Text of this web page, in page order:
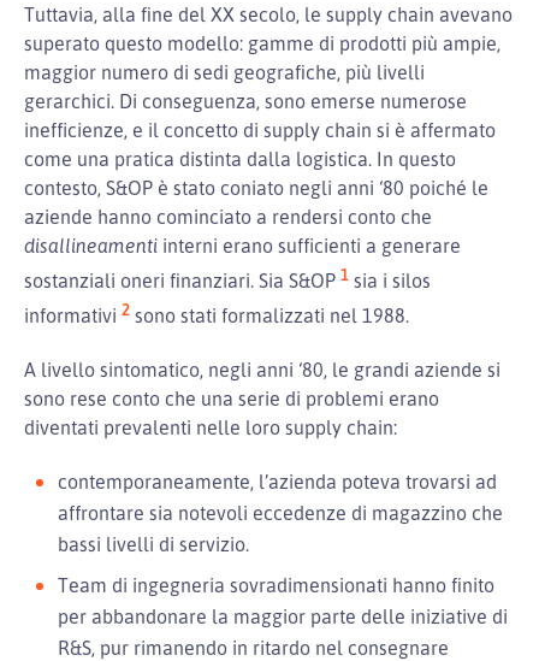
Tuttavia, alla fine del XX secolo, le supply chain avevano
superato questo modello: gamme di prodotti più ampie,
maggior numero di sedi geografiche, più livelli
gerarchici. Di conseguenza, sono emerse numerose
inefficienze, e il concetto di supply chain si è affermato
come una pratica distinta dalla logistica. In questo
contesto, S&OP è stato coniato negli anni ‘80 poiché le
aziende hanno cominciato a rendersi conto che
disallineamenti interni erano sufficienti a generare
sostanziali oneri finanziari. Sia S&OP 1 sia i silos
informativi 2 sono stati formalizzati nel 1988.
A livello sintomatico, negli anni ‘80, le grandi aziende si
sono rese conto che una serie di problemi erano
diventati prevalenti nelle loro supply chain:
contemporaneamente, l’azienda poteva trovarsi ad
affrontare sia notevoli eccedenze di magazzino che
bassi livelli di servizio.
Team di ingegneria sovradimensionati hanno finito
per abbandonare la maggior parte delle iniziative di
R&S, pur rimanendo in ritardo nel consegnare